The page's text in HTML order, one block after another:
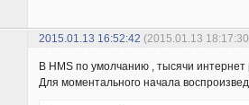
2015.01.13 16:52:42 (2015.01.13
В HMS по умолчанию , тысячи
Для моментального начала